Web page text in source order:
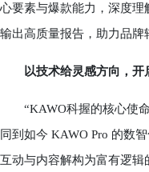
心要素与爆款能力，深度
输出高质量报告，助力品
以技术给灵感方向，
“KAWO科握的核心使命
同到如今 KAWO Pro 的数
互动与内容解构为富有逻